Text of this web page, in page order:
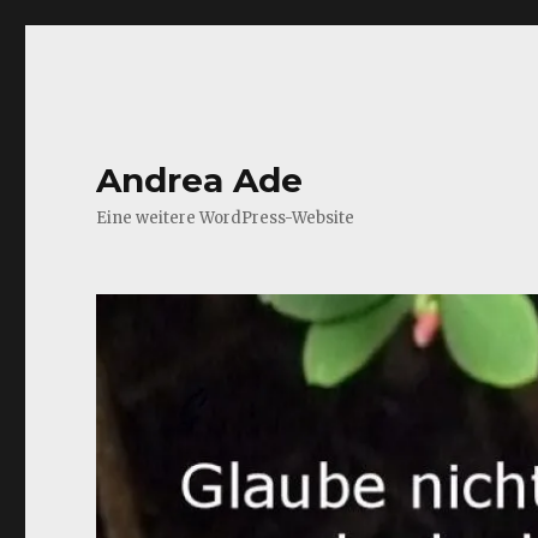
Andrea Ade
Eine weitere WordPress-Website